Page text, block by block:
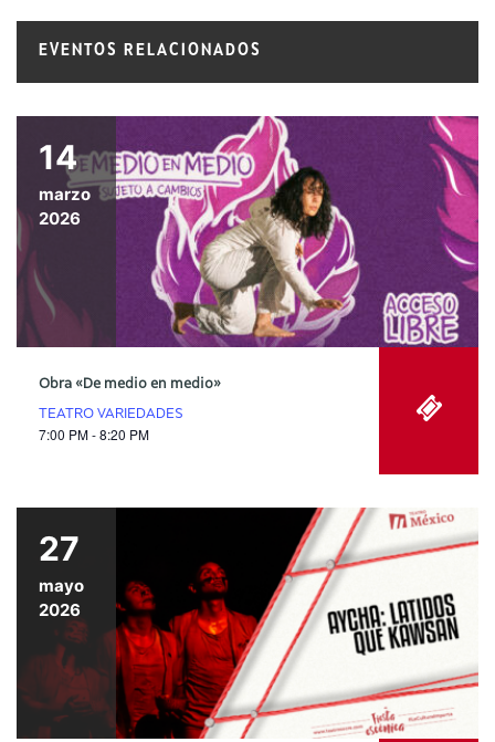
EVENTOS RELACIONADOS
14
marzo
2026
Obra «De medio en medio»
TEATRO VARIEDADES
7:00 PM - 8:20 PM
27
mayo
2026